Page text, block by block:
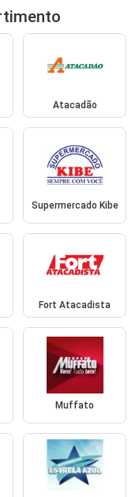
Atacadão
Supermercado Kibe
Fort Atacadista
Muffato